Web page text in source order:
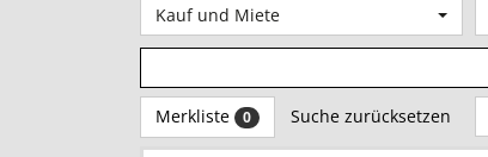
Kauf und Miete
Merkliste 0 Suche zurücksetzen